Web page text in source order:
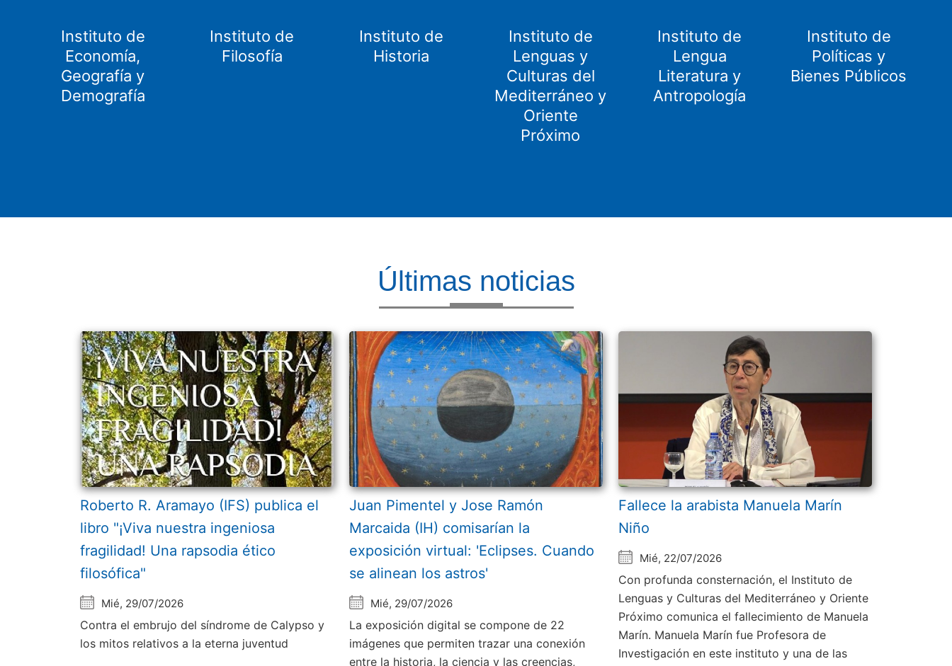
Instituto de
Economía,
Geografía y
Demografía
Instituto de
Filosofía
Instituto de
Historia
Instituto de
Lenguas y
Culturas del
Mediterráneo y
Oriente
Próximo
Instituto de
Lengua
Literatura y
Antropología
Instituto de
Políticas y
Bienes Públicos
Últimas noticias
Roberto R. Aramayo (IFS) publica el
libro "¡Viva nuestra ingeniosa
fragilidad! Una rapsodia ético
filosófica"
Mié, 29/07/2026
Contra el embrujo del síndrome de Calypso y
los mitos relativos a la eterna juventud
Juan Pimentel y Jose Ramón
Marcaida (IH) comisarían la
exposición virtual: 'Eclipses. Cuando
se alinean los astros'
Mié, 29/07/2026
La exposición digital se compone de 22
imágenes que permiten trazar una conexión
entre la historia, la ciencia y las creencias,
Fallece la arabista Manuela Marín
Niño
Mié, 22/07/2026
Con profunda consternación, el Instituto de
Lenguas y Culturas del Mediterráneo y Oriente
Próximo comunica el fallecimiento de Manuela
Marín. Manuela Marín fue Profesora de
Investigación en este instituto y una de las